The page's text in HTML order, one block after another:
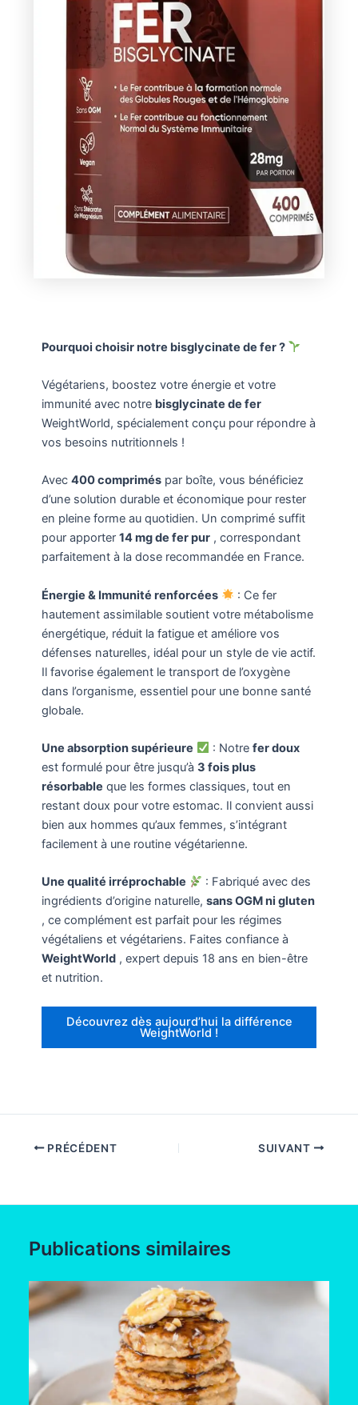
Pourquoi choisir notre bisglycinate de fer ?
Végétariens, boostez votre énergie et votre
immunité avec notre bisglycinate de fer
WeightWorld, spécialement conçu pour répondre à
vos besoins nutritionnels !
Avec 400 compriméspar boîte, vous bénéficiez
d’une solution durable et économique pour rester
en pleine forme au quotidien. Un comprimé suffit
pour apporter 14 mg de fer pur, correspondant
parfaitement à la dose recommandée en France.
Énergie & Immunité renforcées
: Ce fer
hautement assimilable soutient votre métabolisme
énergétique, réduit la fatigue et améliore vos
défenses naturelles, idéal pour un style de vie actif.
Il favorise également le transport de l’oxygène
dans l’organisme, essentiel pour une bonne santé
globale.
Une absorption supérieure : Notrefer doux
est formulé pour être jusqu’à 3 fois plus
résorbable que les formes classiques, tout en
restant doux pour votre estomac. Il convient aussi
bien aux hommes qu’aux femmes, s’intégrant
facilement à une routine végétarienne.
Une qualité irréprochable
: Fabriqué avec des
ingrédients d’origine naturelle, sans OGM ni gluten
, ce complément est parfait pour les régimes
végétaliens et végétariens. Faites confiance à
WeightWorld, expert depuis 18 ans en bien-être
et nutrition.
Découvrez dès aujourd’hui la différence
WeightWorld !
PRÉCÉDENT SUIVANT
Publications similaires